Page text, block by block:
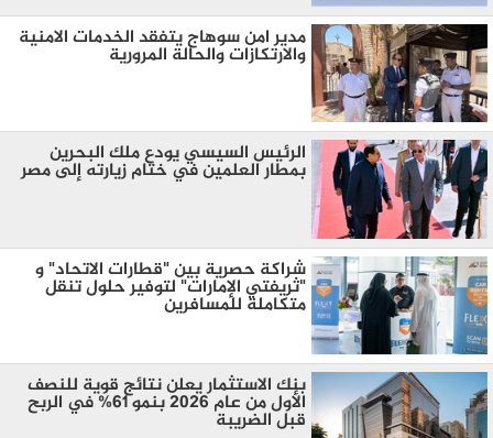
مدير امن سوهاج يتفقد الخدمات الامنية
والارتكازات والحالة المرورية
الرئيس السيسي يودع ملك البحرين
بمطار العلمين في ختام زيارته إلى مصر
شراكة حصرية بين "قطارات الاتحاد" و
"ثريفتي الإمارات" لتوفير حلول تنقل
متكاملة للمسافرين
بنك الاستثمار يعلن نتائج قوية للنصف
الأول من عام 2026 بنمو 61% في الربح
قبل الضريبة